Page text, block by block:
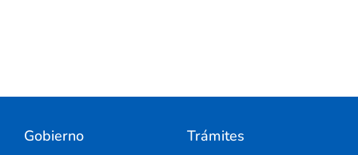
Gobierno Trámites